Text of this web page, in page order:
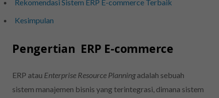
Rekomendasi Sistem ERP E-commerce Terbaik
Kesimpulan
Pengertian ERP E-commerce
ERP atau Enterprise Resource Planningadalah sebuah
sistem manajemen bisnis yang terintegrasi, dimana sistem